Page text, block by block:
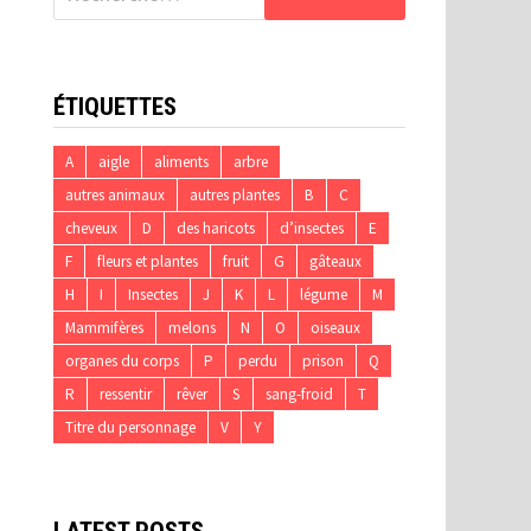
ÉTIQUETTES
A aigle aliments
arbre
autres animaux
autres plantes B
C
cheveux
D des haricots d’insectes
E
F
fleurs et plantes fruit G
gâteaux
H
I Insectes J K L légume
M
Mammifères
melons N O
oiseaux
organes du corps
P perdu prison
Q
R
ressentir rêver S sang-froid
T
Titre du personnage
V Y